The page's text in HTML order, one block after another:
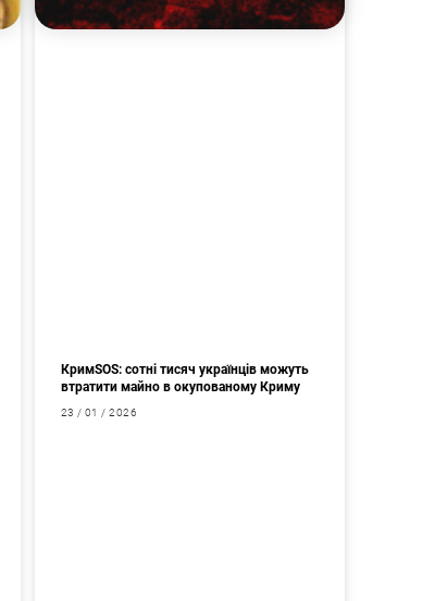
КримSOS: сотні тисяч українців можуть
втратити майно в окупованому Криму
23 / 01 / 2026